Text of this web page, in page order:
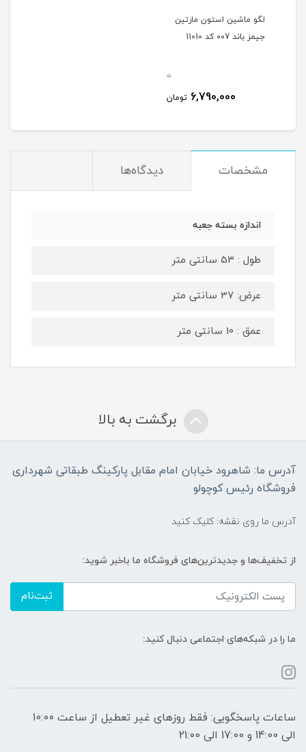
لگو ماشین استون مارتین
جیمز باند 007 کد 11010
0
6,790,000 تومان
مشخصات دیدگاه‌ها
اندازه بسته جعبه
طول : 53 سانتی متر
عرض: 37 سانتی متر
عمق : 10 سانتی متر
برگشت به بالا
آدرس ما: شاهرود خیابان امام مقابل پارکینگ طبقاتی شهرداری
فروشگاه رئیس کوچولو
آدرس ما روی نقشه: کلیک کنید
از تخفیف‌ها و جدیدترین‌های فروشگاه ما باخبر شوید:
ثبت‌نام
ما را در شبکه‌های اجتماعی دنبال کنید:
ساعات پاسخگویی: فقط روزهای غیر تعطیل از ساعت 10:00
الی 14:00 و 17:00 الی 21:00